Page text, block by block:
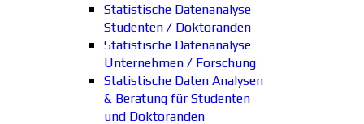
Statistische Datenanalyse
Studenten / Doktoranden
Statistische Datenanalyse
Unternehmen / Forschung
Statistische Daten Analysen
& Beratung für Studenten
und Doktoranden